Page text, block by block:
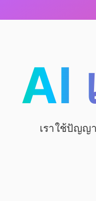
AI
เราใช้ปัญญ